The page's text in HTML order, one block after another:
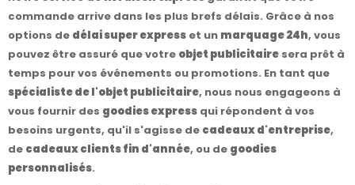
commande arrive dans les plus brefs délais. Grâce à nos
options de délai super express et un marquage 24h, vous
pouvez être assuré que votre objet publicitaire sera prêt à
temps pour vos événements ou promotions. En tant que
spécialiste de l'objet publicitaire, nous nous engageons à
vous fournir des goodies express qui répondent à vos
besoins urgents, qu'il s'agisse de cadeaux d'entreprise,
de cadeaux clients fin d'année, ou de goodies
personnalisés.